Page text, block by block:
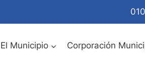
010
El Municipio Corporación